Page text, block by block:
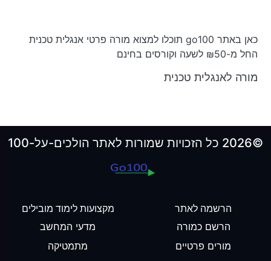
כאן באתר go100 תוכלו למצוא מורה פרטי אנגלית טכנית
החל מ-₪50 לשעה וקורסים בחינם
מורה לאנגלית טכנית
©2026 כל הזכויות שמורות לאתר הולכים-על-100
הרשמה לאתר
הרשם כמורה
מורים פרטיים
מקצועות לימוד מובילים
מדעי המחשב
מתמטיקה